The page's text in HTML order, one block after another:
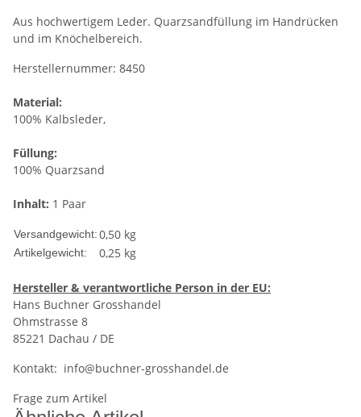
Aus hochwertigem Leder. Quarzsandfüllung im Handrücken
und im Knöchelbereich.
Herstellernummer: 8450
Material:
100% Kalbsleder,
Füllung:
100% Quarzsand
Inhalt: 1 Paar
Versandgewicht:0,50 kg
Artikelgewicht: 0,25 kg
Hersteller & verantwortliche Person in der EU:
Hans Buchner Grosshandel
Ohmstrasse 8
85221 Dachau / DE
Kontakt: info@buchner-grosshandel.de
Frage zum Artikel